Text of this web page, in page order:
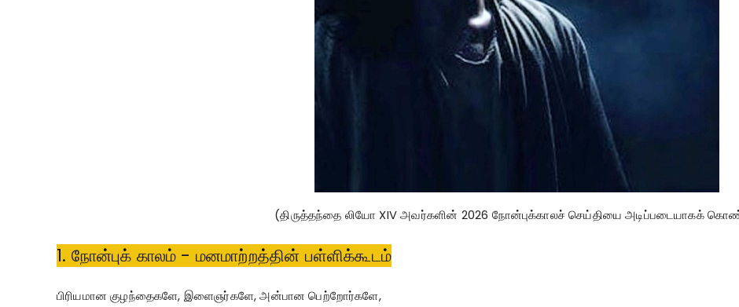
(திருத்தந்தை லியோ XIV அவர்களின் 2026 நோன்புக்காலச் செய்தியை அடிப்படையாகக்
1. நோன்புக் காலம் - மனமாற்றத்தின் பள்ளிக்கூடம்
பிரியமான குழந்தைகளே, இளைஞர்களே, அன்பான பெற்றோர்களே,